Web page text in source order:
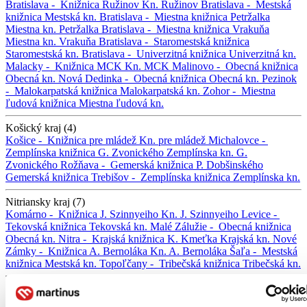
Bratislava - Knižnica Ružinov Kn. Ružinov Bratislava - Mestská
knižnica Mestská kn. Bratislava - Miestna knižnica Petržalka
Miestna kn. Petržalka Bratislava - Miestna knižnica Vrakuňa
Miestna kn. Vrakuňa Bratislava - Staromestská knižnica
Staromestská kn. Bratislava - Univerzitná knižnica Univerzitná kn.
Malacky - Knižnica MCK Kn. MCK Malinovo - Obecná knižnica
Obecná kn. Nová Dedinka - Obecná knižnica Obecná kn. Pezinok
- Malokarpatská knižnica Malokarpatská kn. Zohor - Miestna
ľudová knižnica Miestna ľudová kn.
Košický kraj (4)
Košice - Knižnica pre mládež Kn. pre mládež Michalovce -
Zemplínska knižnica G. Zvonického Zemplínska kn. G.
Zvonického Rožňava - Gemerská knižnica P. Dobšinského
Gemerská knižnica Trebišov - Zemplínska knižnica Zemplínska kn.
Nitriansky kraj (7)
Komárno - Knižnica J. Szinnyeiho Kn. J. Szinnyeiho Levice -
Tekovská knižnica Tekovská kn. Malé Zálužie - Obecná knižnica
Obecná kn. Nitra - Krajská knižnica K. Kmeťka Krajská kn. Nové
Zámky - Knižnica A. Bernoláka Kn. A. Bernoláka Šaľa - Mestská
knižnica Mestská kn. Topoľčany - Tribečská knižnica Tribečská kn.
Prešovský kraj (8)
Bardejov -Okresná knižnica
Vihorlatská